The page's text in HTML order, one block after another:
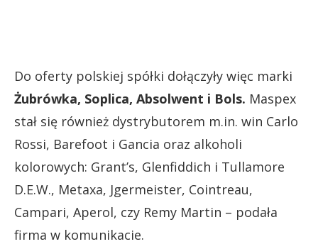
Do oferty polskiej spółki dołączyły więc marki
Żubrówka, Soplica, Absolwent i Bols. Maspex
stał się również dystrybutorem m.in. win Carlo
Rossi, Barefoot i Gancia oraz alkoholi
kolorowych: Grant’s, Glenfiddich i Tullamore
D.E.W., Metaxa, Jgermeister, Cointreau,
Campari, Aperol, czy Remy Martin – podała
firma w komunikacie.